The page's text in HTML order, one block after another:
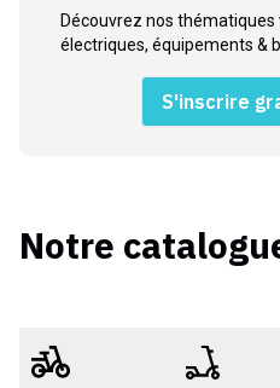
Découvrez nos
électriques, équipements &
S'inscrire
Notre